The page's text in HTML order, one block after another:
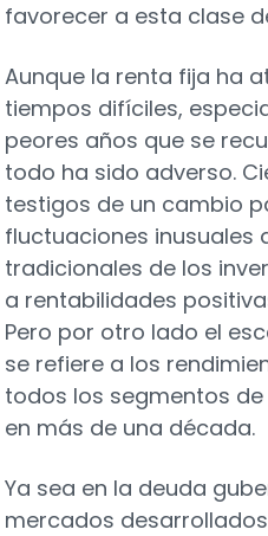
favorecer a esta clase
Aunque la renta fija ha
tiempos difíciles,
peores años que se
todo ha sido adverso.
testigos de un cambio
fluctuaciones inusuales
tradicionales de los
a rentabilidades
Pero por otro lado el
se refiere a los
todos los segmentos
en más de una década.
Ya sea en la deuda
mercados